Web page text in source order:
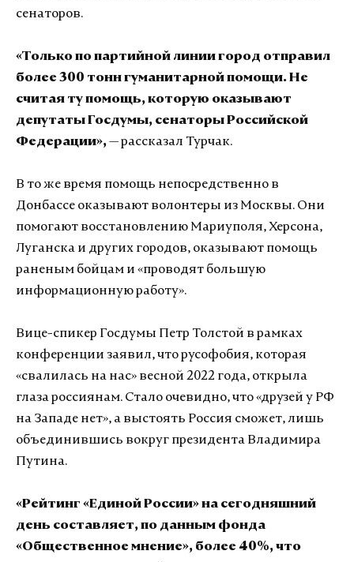
сенаторов.
«Только по партийной линии город отправил
более 300 тонн гуманитарной помощи. Не
считая ту помощь, которую оказывают
депутаты Госдумы, сенаторы Российской
Федерации», — рассказал Турчак.
В то же время помощь непосредственно в
Донбассе оказывают волонтеры из Москвы. Они
помогают восстановлению Мариуполя, Херсона,
Луганска и других городов, оказывают помощь
раненым бойцам и «проводят большую
информационную работу».
Вице-спикер Госдумы Петр Толстой в рамках
конференции заявил, что русофобия, которая
«свалилась на нас» весной 2022 года, открыла
глаза россиянам. Стало очевидно, что «друзей у РФ
на Западе нет», а выстоять Россия сможет, лишь
объединившись вокруг президента Владимира
Путина.
«Рейтинг «Единой России» на сегодняшний
день составляет, по данным фонда
«Общественное мнение», более 40%, что